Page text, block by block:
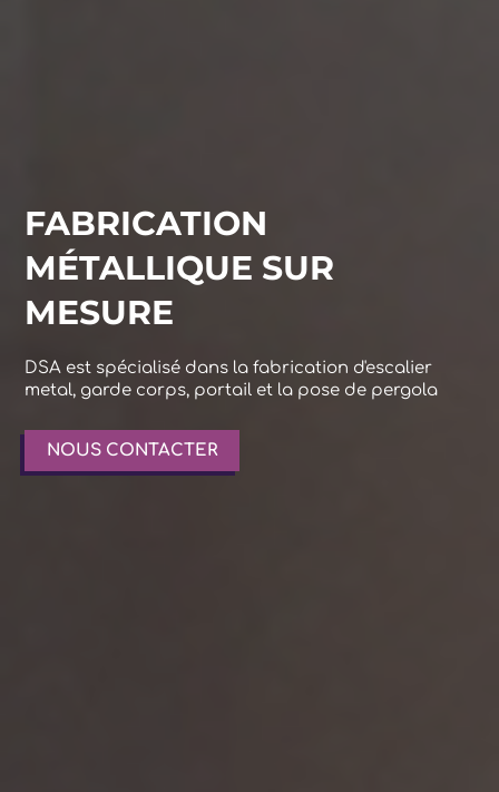
FABRICATION
MÉTALLIQUE SUR
MESURE
DSA est spécialisé dans la fabrication d'escalier
metal, garde corps, portail et la pose de pergola
NOUS CONTACTER